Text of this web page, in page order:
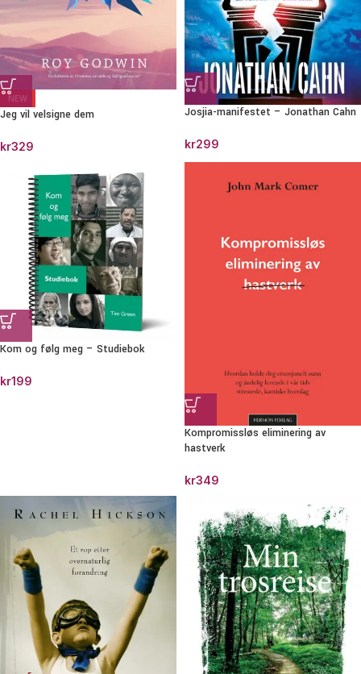
NEW
Jeg vil velsigne dem
kr329
Josjia-manifestet – Jonathan Cahn
kr299
Kom og følg meg – Studiebok
kr199
Kompromissløs eliminering av
hastverk
kr349